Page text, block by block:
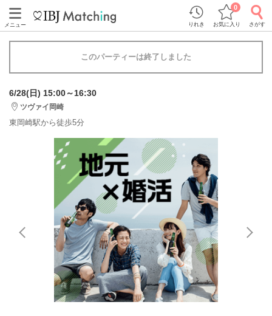
メニュー りれき お気に入り
0
さがす
このパーティーは終了しました
6/28(日) 15:00～16:30
ツヴァイ岡崎
東岡崎駅から徒歩5分